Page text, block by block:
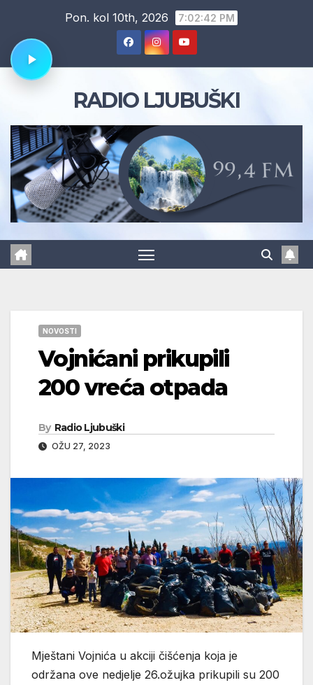
content
Pon. kol 10th, 2026 7:02:43 PM
RADIO LJUBUŠKI
NOVOSTI
Vojnićani prikupili
200 vreća otpada
By Radio Ljubuški
OŽU 27, 2023
Mještani Vojnića u akciji čišćenja koja je
održana ove nedjelje 26.ožujka prikupili su 200